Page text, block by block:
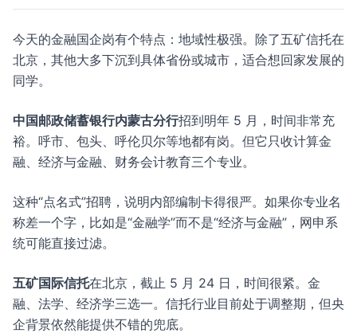
今天的金融国企岗有个特点：地域性极强。除了五矿信托在
北京，其他大多下沉到具体省份或城市，适合想回家发展的
同学。
中国邮政储蓄银行内蒙古分行招到明年 5 月，时间非常充
裕。呼市、包头、呼伦贝尔等地都有岗。但它只收计算金
融、经济与金融、财务会计教育三个专业。
这种“点名式”招聘，说明内部编制卡得很严。如果你专业名
称差一个字，比如是“金融学”而不是“经济与金融”，网申系
统可能直接过滤。
五矿国际信托在北京，截止 5 月 24 日，时间很紧。金
融、法学、经济学三选一。信托行业目前处于调整期，但央
企背景依然能提供不错的兜底。